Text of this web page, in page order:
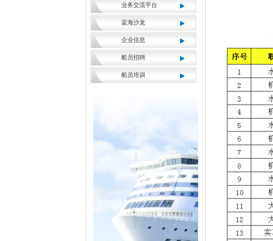
业务交流平台
蓝海沙龙
企业信息
船员招聘
船员培训